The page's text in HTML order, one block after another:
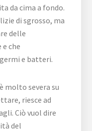
da cima a fondo.
di sgrosso, ma
delle
che
e batteri.
molto severa su
riesce ad
Ciò vuol dire
del